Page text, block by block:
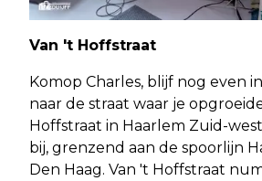
Van 't Hoffstraat
Komop Charles, blijf nog even
naar de straat waar je
Hoffstraat in Haarlem Zuid-
bij, grenzend aan de spoorlijn
Den Haag. Van 't Hoffstraat